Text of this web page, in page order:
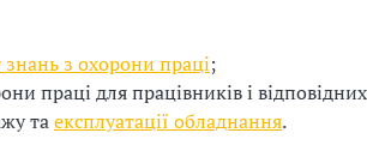
знань з охорони праці;
праці для працівників і відповідних
таексплуатації обладнання.